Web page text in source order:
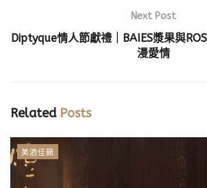
Next Post
Diptyque情人節獻禮｜BAIES漿果與
漫愛情
RelatedPosts
美酒佳餚